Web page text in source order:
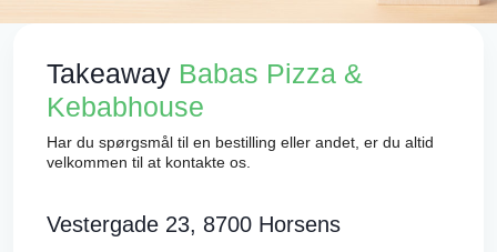
Takeaway Babas Pizza &
Kebabhouse
Har du spørgsmål til en bestilling eller andet, er du altid
velkommen til at kontakte os.
Vestergade 23, 8700 Horsens